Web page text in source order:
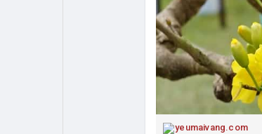
Explore
Games
Offers
yeumaivang.com